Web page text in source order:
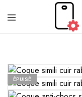
Chronomobile
Achat,
de
smartphones
et
tablettes
ÉPUISÉ